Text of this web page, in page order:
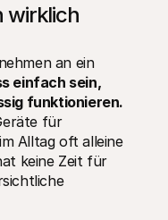
wirklich
an ein
einfach sein,
funktionieren.
für
Alltag oft alleine
keine Zeit für